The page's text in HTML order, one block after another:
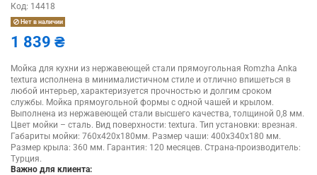
Код: 14418
Нет в наличии
1 839 ₴
Мойка для кухни из нержавеющей стали прямоугольная Romzha Anka
textura исполнена в минималистичном стиле и отлично впишеться в
любой интерьер, характеризуется прочностью и долгим сроком
службы. Мойка прямоугольной формы с одной чашей и крылом.
Выполнена из нержавеющей стали высшего качества, толщиной 0,8 мм.
Цвет мойки – сталь. Вид поверхности: textura. Тип установки: врезная.
Габариты мойки: 760x420x180мм. Размер чаши: 400х340х180 мм.
Размер крыла: 360 мм. Гарантия: 120 месяцев. Страна-производитель:
Турция.
Важно для клиента: